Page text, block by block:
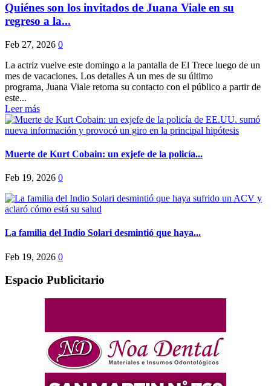
Quiénes son los invitados de Juana Viale en su
regreso a la...
Feb 27, 2026 0
La actriz vuelve este domingo a la pantalla de El Trece luego de un
mes de vacaciones. Los detalles A un mes de su último
programa, Juana Viale retoma su contacto con el público a partir de
este...
Leer más
Muerte de Kurt Cobain: un exjefe de la policía...
Feb 19, 2026 0
La familia del Indio Solari desmintió que haya...
Feb 19, 2026 0
Espacio Publicitario